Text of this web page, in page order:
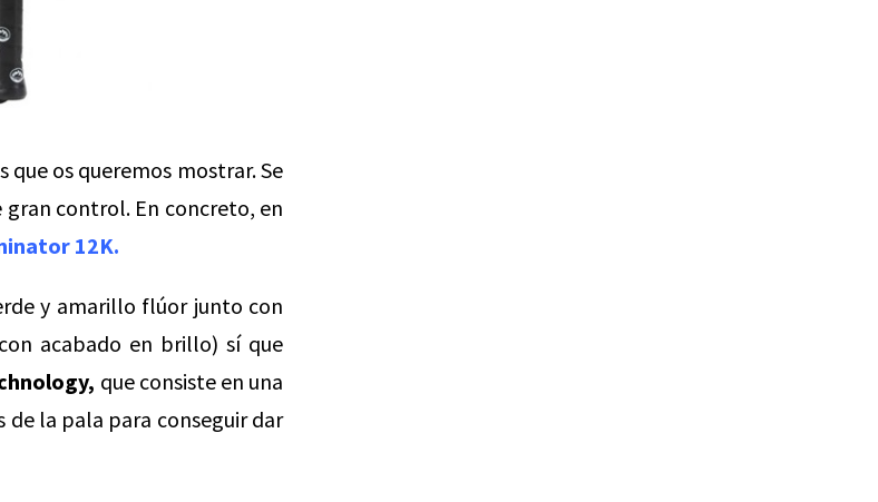
os queremos mostrar. Se
control. En concreto, en
12K.
y amarillo flúor junto con
acabado en brillo) sí que
que consiste en una
de la pala para conseguir dar